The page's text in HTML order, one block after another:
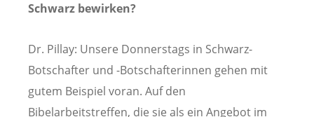
Schwarz bewirken?
Dr. Pillay: Unsere Donnerstags in Schwarz-
Botschafter und -Botschafterinnen gehen mit
gutem Beispiel voran. Auf den
Bibelarbeitstreffen, die sie als ein Angebot im